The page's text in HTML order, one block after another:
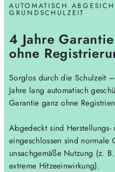
AUTOMATISCH
GRUNDSCHULZEIT
4 Jahre
ohne
Sorglos durch die Schulzeit
Jahre lang automatisch
Garantie ganz ohne
Abgedeckt sind
eingeschlossen sind normale
unsachgemäße Nutzung (z.
extreme Hitzeeinwirkung).